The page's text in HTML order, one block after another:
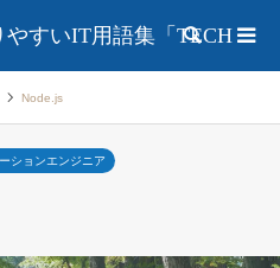
やすいIT用語集「TECH検索
Node.js
ションエンジニア